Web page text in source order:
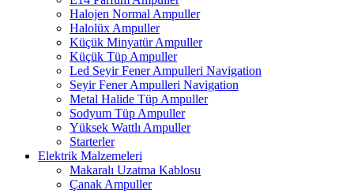
Halojen Normal Ampuller
Halolüx Ampuller
Küçük Minyatür Ampuller
Küçük Tüp Ampuller
Led Seyir Fener Ampulleri Navigation
Seyir Fener Ampulleri Navigation
Metal Halide Tüp Ampuller
Sodyum Tüp Ampuller
Yüksek Wattlı Ampuller
Starterler
Elektrik Malzemeleri
Makaralı Uzatma Kablosu
Çanak Ampuller